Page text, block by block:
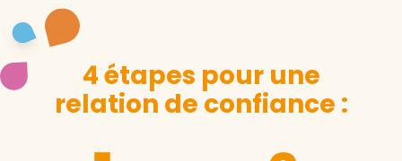
4 étapes pour une
relation de confiance :